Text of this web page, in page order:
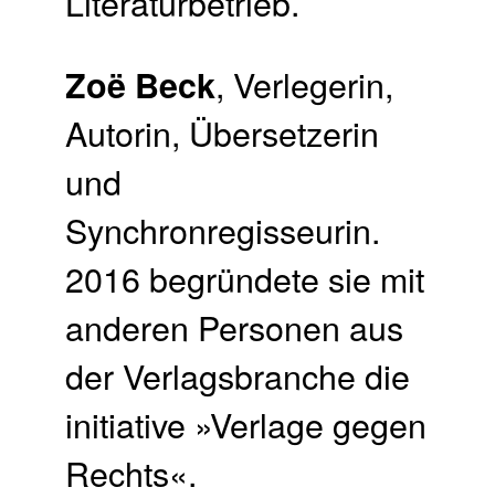
Zoë Beck, Verlegerin,
Autorin, Übersetzerin
und
Synchronregisseurin.
2016 begründete sie mit
anderen Personen aus
der Verlagsbranche die
initiative »Verlage gegen
Rechts«.